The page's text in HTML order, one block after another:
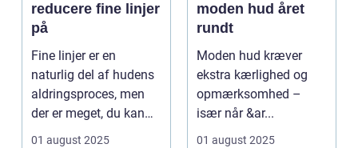
reducere fine linjer
på
Fine linjer er en
naturlig del af hudens
aldringsproces, men
der er meget, du kan
gøre for at...
01 august 2025
moden hud året
rundt
Moden hud kræver
ekstra kærlighed og
opmærksomhed –
især når &ar...
01 august 2025